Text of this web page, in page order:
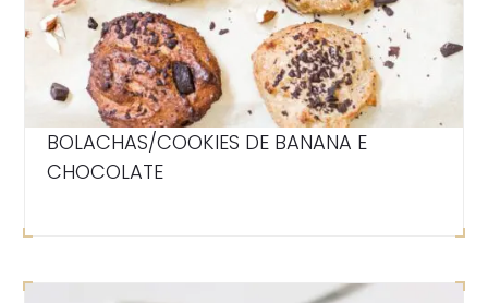
BOLACHAS/COOKIES DE BANANA E
CHOCOLATE